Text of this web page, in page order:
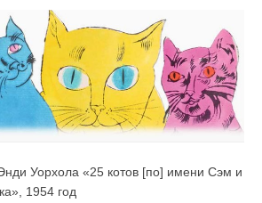
Уорхола «25 котов [по] имени Сэм и
1954 год